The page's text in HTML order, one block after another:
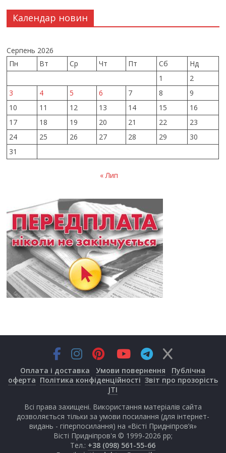
Календар новин
Серпень 2026
Пн
Вт Ср Чт Пт Сб
Нд
1
2
3
4 5 6 7 8
9
10
11 12 13 14 15
16
17
18 19 20 21 22
23
24
25 26 27 28 29
30
31
« Лип
Оплата і доставка Умови повернення
Публічна
оферта Політика конфіденційності Звіт про прозорість
JTI
Всі права захищені. Використання матеріалів сайта
дозволяється тільки за умови посилання (для інтернет-
видань - гіперпосилання) на «Вісті Придніпров’я»
Вісті Придніпров'я © 1999-2026 рр;
Тел.: +38 (098) 561-55-66